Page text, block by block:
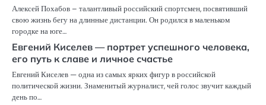
Алексей Похабов – талантливый российский спортсмен, посвятивший
свою жизнь бегу на длинные дистанции. Он родился в маленьком
городке на юге…
Евгений Киселев — портрет успешного человека,
его путь к славе и личное счастье
Евгений Киселев — одна из самых ярких фигур в российской
политической жизни. Знаменитый журналист, чей голос звучит каждый
день по…